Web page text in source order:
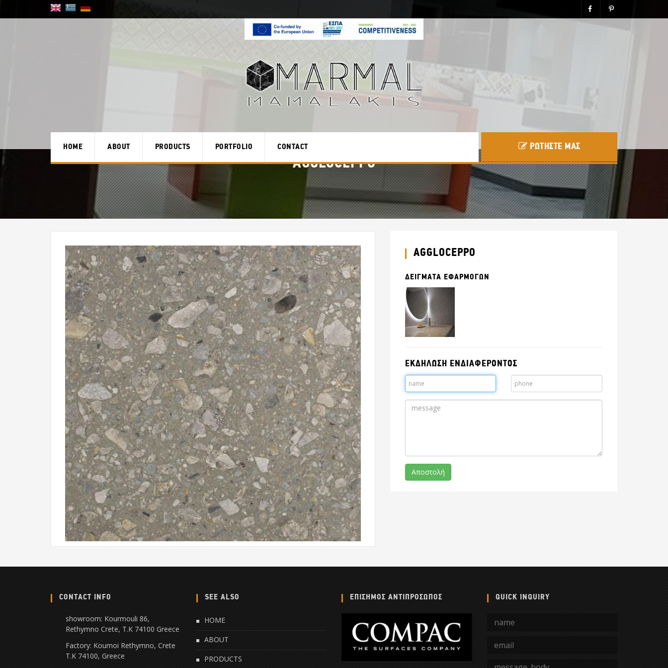
HOME ABOUT PRODUCTS PORTFOLIO CONTACT ΡΩΤΗΣΤΕ ΜΑΣ
AGGLOCEPPO
AGGLOCEPPO
ΔΕΙΓΜΑΤΑ ΕΦΑΡΜΟΓΩΝ
ΕΚΔΗΛΩΣΗ ΕΝΔΙΑΦΕΡΟΝΤΟΣ
CONTACT INFO
showroom: Kourmouli 86,
Rethymno Crete, Τ.Κ 74100 Greece
Factory: Koumoi Rethymno, Crete
Τ.Κ 74100, Greece
SEE ALSO
HOME
ABOUT
PRODUCTS
ΕΠΙΣΗΜΟΣ ΑΝΤΙΠΡΟΣΩΠΟΣ QUICK INQUIRY